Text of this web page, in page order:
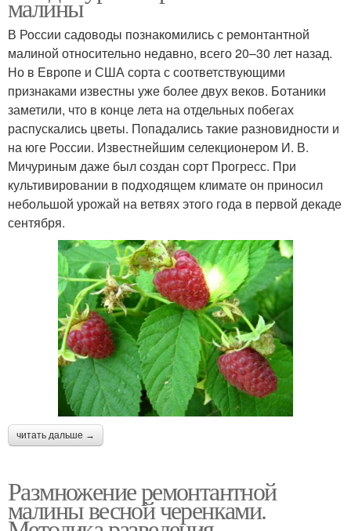
малины
В России садоводы познакомились с ремонтантной
малиной относительно недавно, всего 20–30 лет назад.
Но в Европе и США сорта с соответствующими
признаками известны уже более двух веков. Ботаники
заметили, что в конце лета на отдельных побегах
распускались цветы. Попадались такие разновидности и
на юге России. Известнейшим селекционером И. В.
Мичуриным даже был создан сорт Прогресс. При
культивировании в подходящем климате он приносил
небольшой урожай на ветвях этого года в первой декаде
сентября.
читать дальше →
Размножение ремонтантной
малины весной черенками.